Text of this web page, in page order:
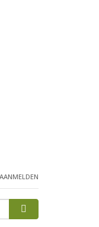
AANMELDEN